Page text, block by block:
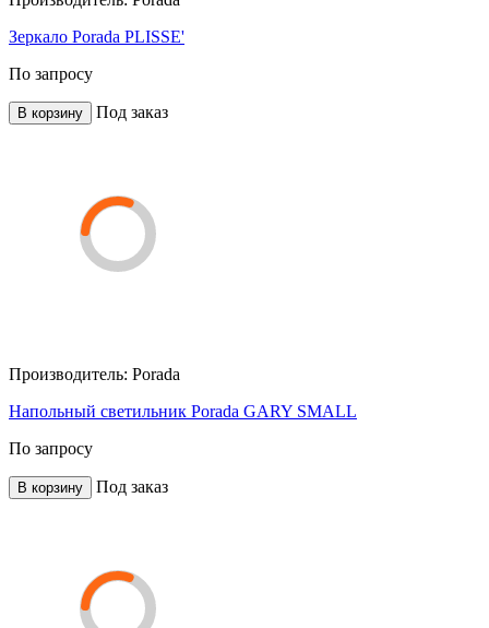
Зеркало Porada PLISSE'
По запросу
В корзину Под заказ
Производитель: Porada
Напольный светильник Porada GARY SMALL
По запросу
В корзину Под заказ